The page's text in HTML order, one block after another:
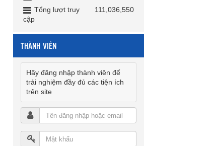
Tổng lượt truy
cập
111,036,550
THÀNH VIÊN
Hãy đăng nhập thành viên để
trải nghiệm đầy đủ các tiện ích
trên site